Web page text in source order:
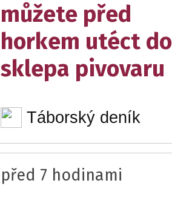
můžete před
horkem utéct do
sklepa pivovaru
Táborský deník
před 7 hodinami